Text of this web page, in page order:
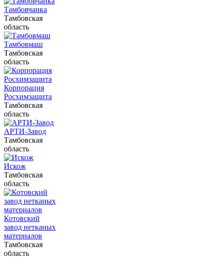
Тамбовчанка
Тамбовская
область
Тамбовмаш
Тамбовская
область
Корпорация
Росхимзащита
Тамбовская
область
АРТИ-Завод
Тамбовская
область
Искож
Тамбовская
область
Котовский
завод нетканых
материалов
Тамбовская
область